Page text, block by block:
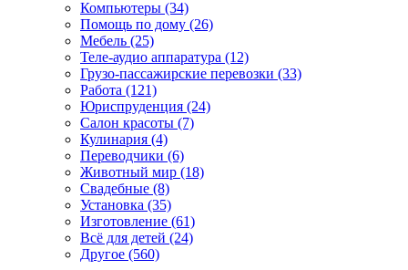
Компьютеры (34)
Помощь по дому (26)
Мебель (25)
Теле-аудио аппаратура (12)
Грузо-пассажирские перевозки (33)
Работа (121)
Юриспруденция (24)
Салон красоты (7)
Кулинария (4)
Переводчики (6)
Животный мир (18)
Свадебные (8)
Установка (35)
Изготовление (61)
Всё для детей (24)
Другое (560)